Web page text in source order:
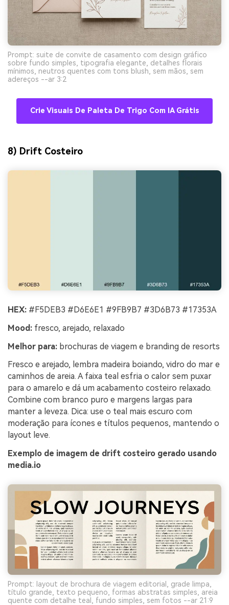
Prompt: suite de convite de casamento com design gráfico
sobre fundo simples, tipografia elegante, detalhes florais
mínimos, neutros quentes com tons blush, sem mãos, sem
adereços --ar 3:2
Crie Visuais De Paleta De Trigo Com IA Grátis
8) Drift Costeiro
HEX: #F5DEB3 #D6E6E1 #9FB9B7 #3D6B73 #17353A
Mood: fresco, arejado, relaxado
Melhor para: brochuras de viagem e branding de resorts
Fresco e arejado, lembra madeira boiando, vidro do mar e
caminhos de areia. A faixa teal esfria o calor sem puxar
para o amarelo e dá um acabamento costeiro relaxado.
Combine com branco puro e margens largas para
manter a leveza. Dica: use o teal mais escuro com
moderação para ícones e títulos pequenos, mantendo o
layout leve.
Exemplo de imagem de drift costeiro gerado usando
media.io
Prompt: layout de brochura de viagem editorial, grade limpa,
título grande, texto pequeno, formas abstratas simples, areia
quente com detalhe teal, fundo simples, sem fotos --ar 21:9